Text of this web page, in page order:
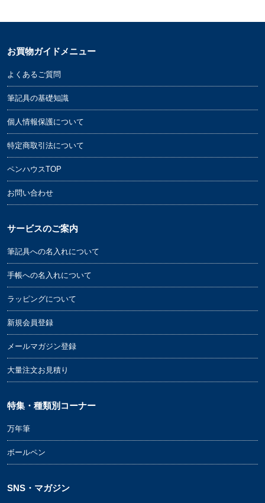
お買物ガイドメニュー
よくあるご質問
筆記具の基礎知識
個人情報保護について
特定商取引法について
ペンハウスTOP
お問い合わせ
サービスのご案内
筆記具への名入れについて
手帳への名入れについて
ラッピングについて
新規会員登録
メールマガジン登録
大量注文お見積り
特集・種類別コーナー
万年筆
ボールペン
SNS・マガジン